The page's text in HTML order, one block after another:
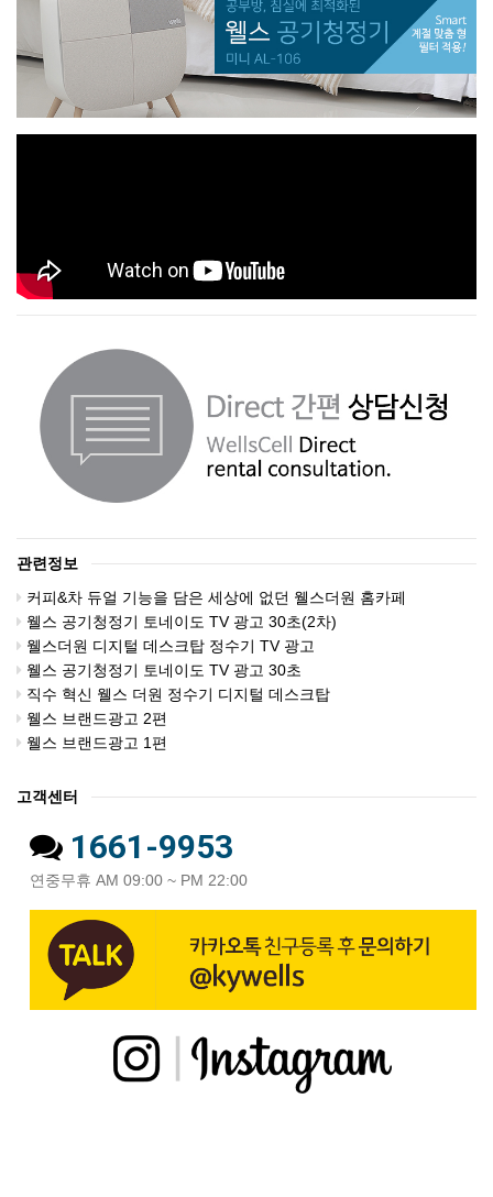
관련정보
커피&차 듀얼 기능을 담은 세상에 없던 웰스더원 홈카페
웰스 공기청정기 토네이도 TV 광고 30초(2차)
웰스더원 디지털 데스크탑 정수기 TV 광고
웰스 공기청정기 토네이도 TV 광고 30초
직수 혁신 웰스 더원 정수기 디지털 데스크탑
웰스 브랜드광고 2편
웰스 브랜드광고 1편
고객센터
1661-9953
연중무휴 AM 09:00 ~ PM 22:00